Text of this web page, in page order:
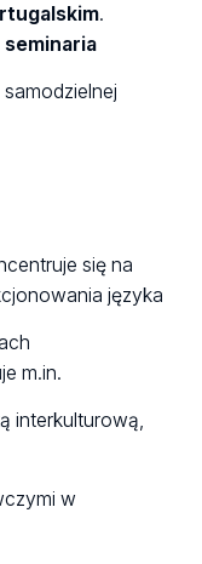
.
seminaria
się na
języka
m.in.
interkulturową,
w